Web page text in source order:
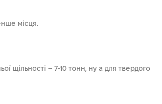
місця.
щільності – 7-10 тонн, ну а для твердого